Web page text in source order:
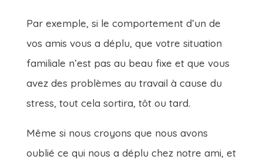
Par exemple, si le comportement d’un de
vos amis vous a déplu, que votre situation
familiale n’est pas au beau fixe et que vous
avez des problèmes au travail à cause du
stress, tout cela sortira, tôt ou tard.
Même si nous croyons que nous avons
oublié ce qui nous a déplu chez notre ami, et